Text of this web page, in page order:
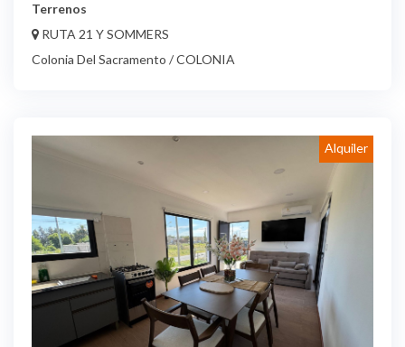
Terrenos
RUTA 21 Y SOMMERS
Colonia Del Sacramento / COLONIA
Alquiler